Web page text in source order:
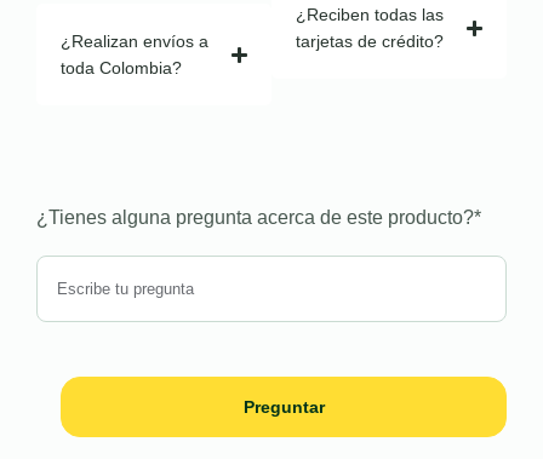
¿Realizan envíos a
toda Colombia?
¿Reciben todas las
tarjetas de crédito?
¿Tienes alguna pregunta acerca de este producto?*
Preguntar